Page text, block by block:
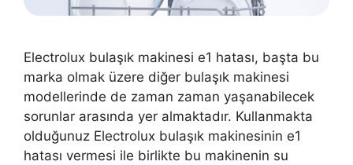
Electrolux bulaşık makinesi e1 hatası, başta bu
marka olmak üzere diğer bulaşık makinesi
modellerinde de zaman zaman yaşanabilecek
sorunlar arasında yer almaktadır. Kullanmakta
olduğunuz Electrolux bulaşık makinesinin e1
hatası vermesi ile birlikte bu makinenin su